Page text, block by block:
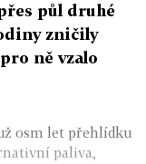
půl druhé
zničily
ně vzalo
osm let přehlídku
paliva,